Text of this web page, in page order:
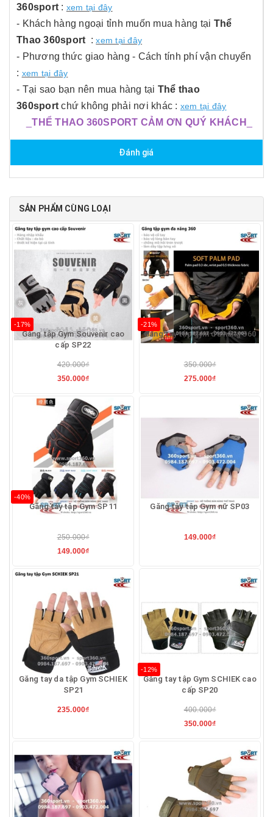
360sport : xem tại đây
- Khách hàng ngoại tỉnh muốn mua hàng tại Thể
Thao 360sport :xem tại đây
- Phương thức giao hàng - Cách tính phí vận chuyển
: xem tại đây
- Tại sao bạn nên mua hàng tại Thể thao
360sport chứ không phải nơi khác : xem tại đây
_THỂ THAO 360SPORT CẢM ƠN QUÝ KHÁCH
Đánh giá
SẢN PHẨM CÙNG LOẠI
-17%
Găng tập Gym Souvenir cao
cấp SP22
420.000₫
350.000₫
-21%
Găng tay tập gym đa năng 360
350.000₫
275.000₫
-40%
Găng tay tập Gym SP11
250.000₫
149.000₫
Găng tay tập Gym nữ SP03
149.000₫
Găng tay da tập Gym SCHIEK
SP21
235.000₫
-12%
Găng tay tập Gym SCHIEK cao
cấp SP20
400.000₫
350.000₫